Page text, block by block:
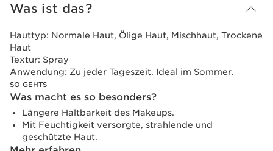
Was ist das?
Hauttyp: Normale Haut, Ölige Haut, Mischhaut, Trockene
Haut
Textur: Spray
Anwendung: Zu jeder Tageszeit. Ideal im Sommer.
SO GEHTS
Was macht es so besonders?
Längere Haltbarkeit des Makeups.
Mit Feuchtigkeit versorgte, strahlende und
geschützte Haut.